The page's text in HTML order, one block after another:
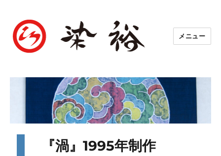
メニュー
『渦』1995年制作